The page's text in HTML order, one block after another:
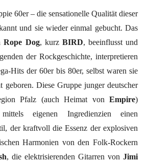
60er – die sensationelle Qualität dieser
und sie wieder einmal gebucht. Das
Rope Dog, kurz BIRD, beeinflusst und
der Rockgeschichte, interpretieren
Hits der 60er bis 80er, selbst waren sie
geboren. Diese Gruppe junger deutscher
Pfalz (auch Heimat von Empire)
eigenen Ingredienzien einen
der kraftvoll die Essenz der explosiven
Harmonien von den Folk-Rockern
, die elektrisierenden Gitarren von Jimi